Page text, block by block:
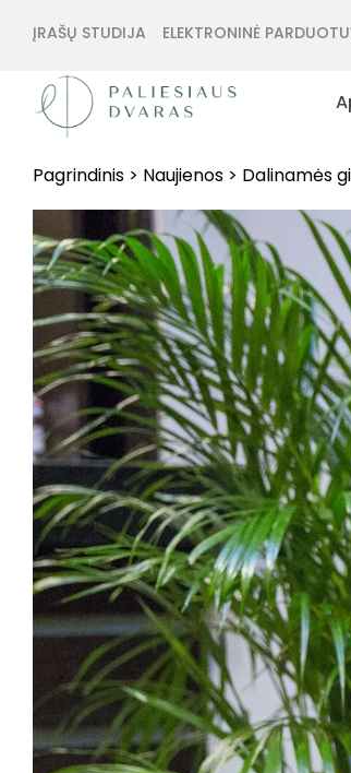
ĮRAŠŲ STUDIJA ELEKTRONINĖ
Pagrindinis > Naujienos > Dalinamės